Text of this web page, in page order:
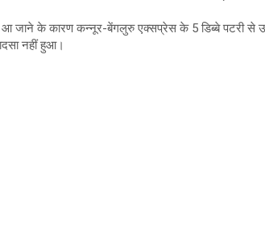
आ जाने के कारण कन्नूर-बेंगलुरु एक्सप्रेस के 5 डिब्‍बे पटरी से
नहीं हुआ।